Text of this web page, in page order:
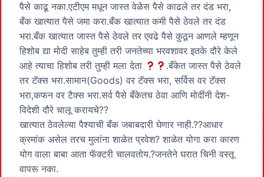
पैसे काढू नका.एटीएम मधून जास्त वेळेस पैसे काढले तर दंड भरा,
बँक खात्यात पैसे जमा करा.बँक खात्यात कमी पैसे ठेवले तर दंड
भरा.बँक खात्यात जास्त पैसे ठेवले तर एवढे पैसे कुठून आणले म्हणून
हिशोब द्या मोदी साहेब तुम्ही तरी जनतेच्या भरवशावर इतके दौरे केले
आहे त्याचा हिशोब तरी तुम्ही मला देता
.बँकेत जास्त पैसे ठेवले
तर टॅक्स भरा.सामान(Goods) वर टॅक्स भरा, सर्विस वर टॅक्स
भरा,कफन वर टैक्स भरा.सर्व पैसे बँकेतच ठेवा आणि मोदींनी देश-
विदेशी दौरे चालू करायचे??
खात्यात ठेवलेल्या पैश्याची बँक जबाबदारी घेणार नाही.??आधार
क्रमांक असेल तरच मुलांना शाळेत प्रवेश? शाळेत योगा करा कारण
योग वाला बाबा आता फॅक्टरी चालवतोय.?जनतेने घरात चिनी वस्तू
वापरू नका.